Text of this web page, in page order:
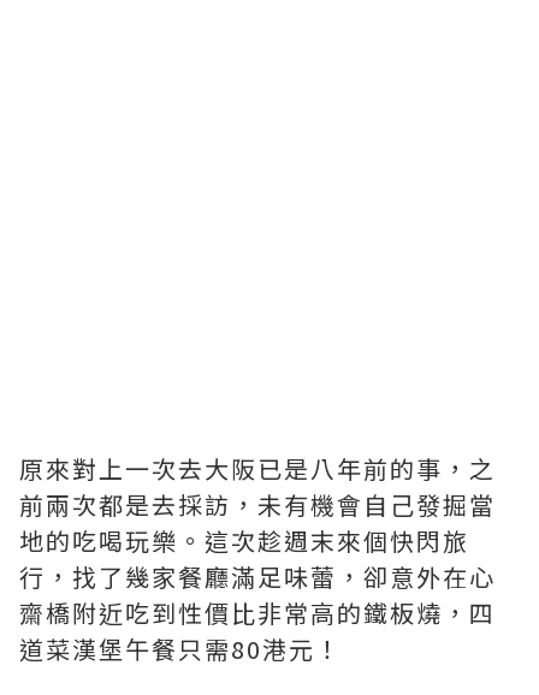
原來對上一次去大阪已是八年前的事，之
前兩次都是去採訪，未有機會自己發掘當
地的吃喝玩樂。這次趁週末來個快閃旅
行，找了幾家餐廳滿足味蕾，卻意外在心
齋橋附近吃到性價比非常高的鐵板燒，四
道菜漢堡午餐只需80港元！